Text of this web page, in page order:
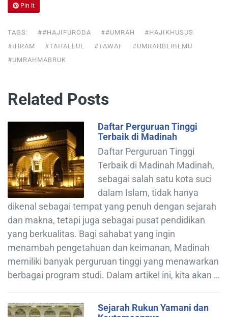
Pin It
TAGS: ##HAJIFURODA ##UMRAH
#HAJIKHUSUS
#IHRAM
#TAHALLUL #TAWAF
#UMRAHBERILMU
#UMRAHMABRUK
Related Posts
Daftar Perguruan Tinggi
Terbaik di Madinah
Daftar Perguruan Tinggi
Terbaik di Madinah Madinah,
sebagai salah satu kota suci
dalam Islam, tidak hanya
dikenal sebagai tempat yang penuh dengan sejarah
dan makna, tetapi juga sebagai pusat pendidikan
yang berkualitas. Bagi sahabat yang ingin
menambah pengetahuan dan keimanan, Madinah
memiliki banyak perguruan tinggi yang menawarkan
berbagai program studi. Dalam artikel ini, kita akan …
Sejarah Rukun Yamani dan